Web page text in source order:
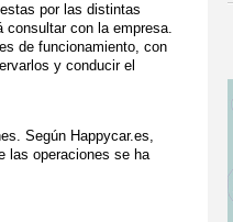
por las distintas
consultar con la empresa.
de funcionamiento, con
y conducir el
Según Happycar.es,
las operaciones se ha